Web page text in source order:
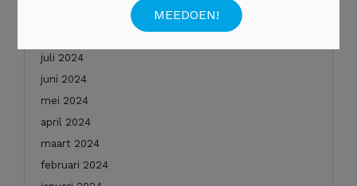
juli 2024
juni 2024
mei 2024
april 2024
maart 2024
februari 2024